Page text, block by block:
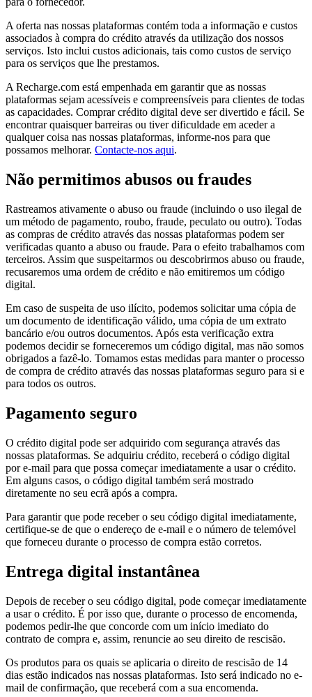
A oferta nas nossas plataformas contém toda a informação e custos
associados à compra do crédito através da utilização dos nossos
serviços. Isto inclui custos adicionais, tais como custos de serviço
para os serviços que lhe prestamos.
A Recharge.com está empenhada em garantir que as nossas
plataformas sejam acessíveis e compreensíveis para clientes de todas
as capacidades. Comprar crédito digital deve ser divertido e fácil. Se
encontrar quaisquer barreiras ou tiver dificuldade em aceder a
qualquer coisa nas nossas plataformas, informe-nos para que
possamos melhorar. Contacte-nos aqui.
Não permitimos abusos ou fraudes
Rastreamos ativamente o abuso ou fraude (incluindo o uso ilegal de
um método de pagamento, roubo, fraude, peculato ou outro). Todas
as compras de crédito através das nossas plataformas podem ser
verificadas quanto a abuso ou fraude. Para o efeito trabalhamos com
terceiros. Assim que suspeitarmos ou descobrirmos abuso ou fraude,
recusaremos uma ordem de crédito e não emitiremos um código
digital.
Em caso de suspeita de uso ilícito, podemos solicitar uma cópia de
um documento de identificação válido, uma cópia de um extrato
bancário e/ou outros documentos. Após esta verificação extra
podemos decidir se forneceremos um código digital, mas não somos
obrigados a fazê-lo. Tomamos estas medidas para manter o processo
de compra de crédito através das nossas plataformas seguro para si e
para todos os outros.
Pagamento seguro
O crédito digital pode ser adquirido com segurança através das
nossas plataformas. Se adquiriu crédito, receberá o código digital
por e-mail para que possa começar imediatamente a usar o crédito.
Em alguns casos, o código digital também será mostrado
diretamente no seu ecrã após a compra.
Para garantir que pode receber o seu código digital imediatamente,
certifique-se de que o endereço de e-mail e o número de telemóvel
que forneceu durante o processo de compra estão corretos.
Entrega digital instantânea
Depois de receber o seu código digital, pode começar imediatamente
a usar o crédito. É por isso que, durante o processo de encomenda,
podemos pedir-lhe que concorde com um início imediato do
contrato de compra e, assim, renuncie ao seu direito de rescisão.
Os produtos para os quais se aplicaria o direito de rescisão de 14
dias estão indicados nas nossas plataformas. Isto será indicado no e-
mail de confirmação, que receberá com a sua encomenda.